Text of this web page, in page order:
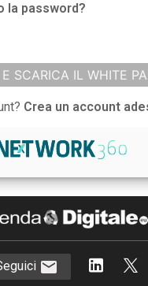
la password?
SCARICA IL WHITE
Crea un account